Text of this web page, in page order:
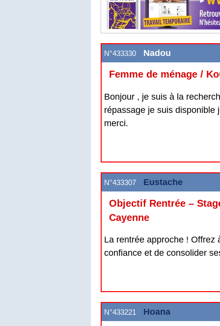
N°433330 Nadou
Femme de ménage /
Bonjour , je suis à la
répassage je suis disponible
merci.
N°433307 Eustache
Objectif Rentrée –
Cayenne
La rentrée approche ! Offrez
confiance et de consolider
N°433221 Hoana